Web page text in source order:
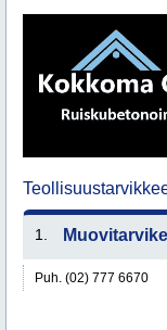
1.
Puh. (02) 777 6670